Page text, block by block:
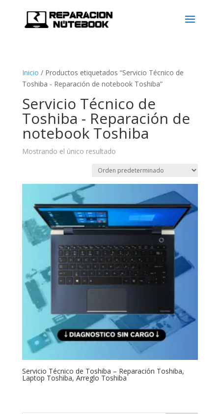
Inicio / Productos etiquetados “Servicio Técnico de
Toshiba - Reparación de notebook Toshiba”
Servicio Técnico de
Toshiba - Reparación de
notebook Toshiba
Mostrando el único resultado
Servicio Técnico de Toshiba – Reparación Toshiba,
Laptop Toshiba, Arreglo Toshiba